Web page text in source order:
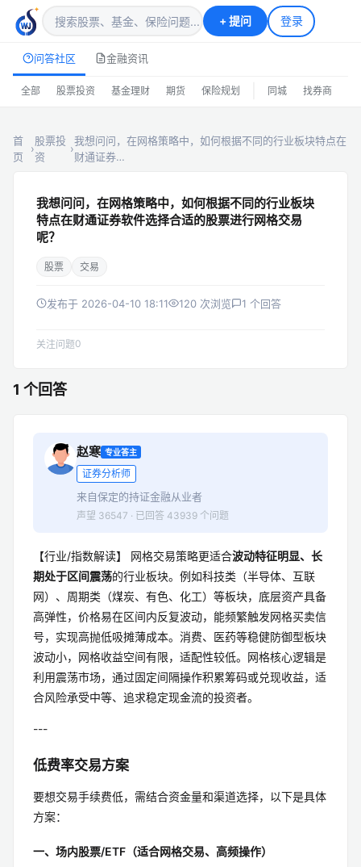
+提问 登录
问答社区 金融资讯
全部 股票投资 基金理财 期货 保险规划 同城 找券商
首
页
›
股票投
资
›
我想问问，在网格策略中，如何根据不同的行业板块特点在
财通证券…
我想问问，在网格策略中，如何根据不同的行业板块
特点在财通证券软件选择合适的股票进行网格交易
呢？
股票 交易
发布于 2026-04-10 18:11 120 次浏览 1 个回答
关注问题0
1 个回答
赵寒 专业答主
证券分析师
来自保定的持证金融从业者
声望 36547 · 已回答 43939 个问题
【行业/指数解读】 网格交易策略更适合波动特征明显、长
期处于区间震荡的行业板块。例如科技类（半导体、互联
网）、周期类（煤炭、有色、化工）等板块，底层资产具备
高弹性，价格易在区间内反复波动，能频繁触发网格买卖信
号，实现高抛低吸摊薄成本。消费、医药等稳健防御型板块
波动小，网格收益空间有限，适配性较低。网格核心逻辑是
利用震荡市场，通过固定间隔操作积累筹码或兑现收益，适
合风险承受中等、追求稳定现金流的投资者。
---
低费率交易方案
要想交易手续费低，需结合资金量和渠道选择，以下是具体
方案：
一、场内股票/ETF（适合网格交易、高频操作）